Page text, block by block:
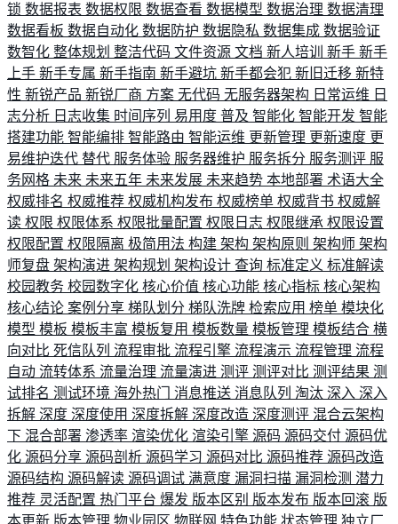
锁 数据报表 数据权限 数据查看 数据模型 数据治理 数据清理
数据看板 数据自动化 数据防护 数据隐私 数据集成 数据验证
数智化 整体规划 整洁代码 文件资源 文档 新人培训 新手 新手
上手 新手专属 新手指南 新手避坑 新手都会犯 新旧迁移 新特
性 新锐产品 新锐厂商 方案 无代码 无服务器架构 日常运维 日
志分析 日志收集 时间序列 易用度 普及 智能化 智能开发 智能
搭建功能 智能编排 智能路由 智能运维 更新管理 更新速度 更
易维护迭代 替代 服务体验 服务器维护 服务拆分 服务测评 服
务网格 未来 未来五年 未来发展 未来趋势 本地部署 术语大全
权威排名 权威推荐 权威机构发布 权威榜单 权威背书 权威解
读 权限 权限体系 权限批量配置 权限日志 权限继承 权限设置
权限配置 权限隔离 极简用法 构建 架构 架构原则 架构师 架构
师复盘 架构演进 架构规划 架构设计 查询 标准定义 标准解读
校园教务 校园数字化 核心价值 核心功能 核心指标 核心架构
核心结论 案例分享 梯队划分 梯队洗牌 检索应用 榜单 模块化
模型 模板 模板丰富 模板复用 模板数量 模板管理 模板结合 横
向对比 死信队列 流程审批 流程引擎 流程演示 流程管理 流程
自动 流转体系 流量治理 流量演进 测评 测评对比 测评结果 测
试排名 测试环境 海外热门 消息推送 消息队列 淘汰 深入 深入
拆解 深度 深度使用 深度拆解 深度改造 深度测评 混合云架构
下 混合部署 渗透率 渲染优化 渲染引擎 源码 源码交付 源码优
化 源码分享 源码剖析 源码学习 源码对比 源码推荐 源码改造
源码结构 源码解读 源码调试 满意度 漏洞扫描 漏洞检测 潜力
推荐 灵活配置 热门平台 爆发 版本区别 版本发布 版本回滚 版
本更新 版本管理 物业园区 物联网 特色功能 状态管理 独立厂